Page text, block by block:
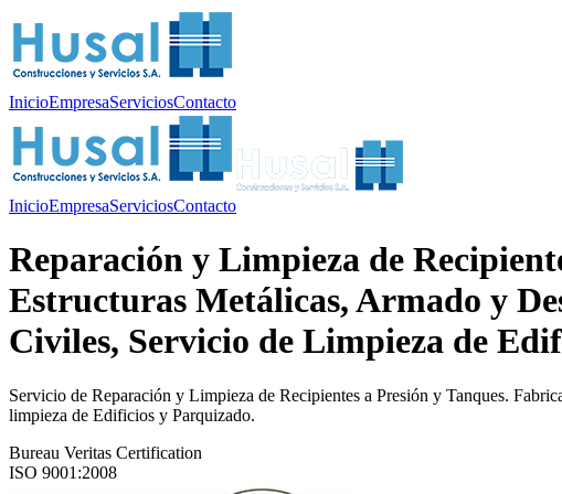
InicioEmpresaServiciosContacto
InicioEmpresaServiciosContacto
Reparación y Limpieza de
Estructuras Metálicas, Armado y
Civiles, Servicio de Limpieza de
Servicio de Reparación y Limpieza de Recipientes a Presión y Tanques.
limpieza de Edificios y Parquizado.
Bureau Veritas Certification
ISO 9001:2008